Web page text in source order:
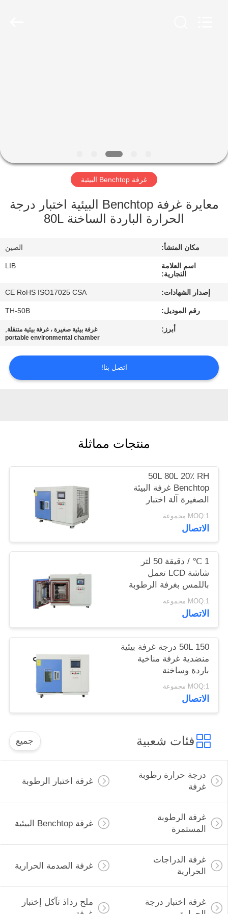
عنا
في
مراقبة
الجودة
أخبار
اطلب
PRIVACY
POLICY
غرفة Benchtop البيئية
معايرة غرفة Benchtop البيئية اختبار درجة
الحرارة الباردة الساخنة 80L
مكان المنشأ: الصين
اسم العلامة
التجارية:
LIB
إصدار الشهادات: CE RoHS ISO17025 CSA
رقم الموديل: TH-50B
أبرز: غرفة بيئية صغيرة ، غرفة بيئية متنقلة,
portable environmental chamber
اتصل بنا!
منتجات مماثلة
50L 80L 20٪ RH
Benchtop غرفة البيئة
الصغيرة آلة اختبار
الرطوبة
MOQ:1 مجموعة
الاتصال
1 ℃ / دقيقة 50 لتر
شاشة LCD تعمل
باللمس بغرفة الرطوبة
النسبية الصغيرة
MOQ:1 مجموعة
الاتصال
50L 150 درجة غرفة بيئية
منضدية غرفة مناخية
باردة وساخنة
MOQ:1 مجموعة
الاتصال
فئات شعبية جميع
درجة حرارة رطوبة
غرفة
غرفة اختبار الرطوبة
غرفة الرطوبة
المستمرة
غرفة Benchtop البيئية
غرفة الدراجات
الحرارية
غرفة الصدمة الحرارية
غرفة اختبار درجة
ملح رذاذ تآكل إختبار